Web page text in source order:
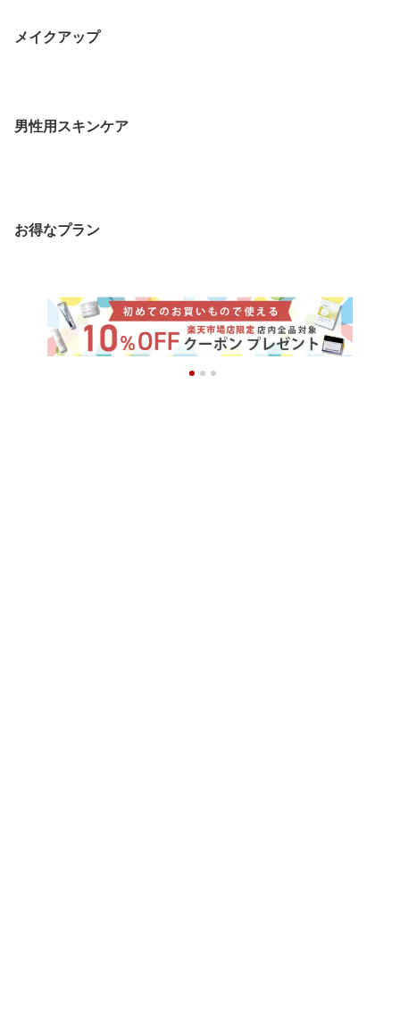
メイクアップ
男性用スキンケア
お得なプラン